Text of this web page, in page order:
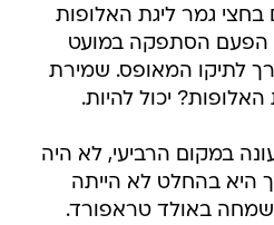
גמר ליגת האלופות
הפעם הסתפקה במועט
לתיקו המאופס. שמירת
יכול להיות.
במקום הרביעי, לא היה
היא בהחלט לא הייתה
באולד טראפורד.